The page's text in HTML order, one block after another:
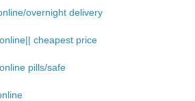
overnight delivery
cheapest price
pills/safe